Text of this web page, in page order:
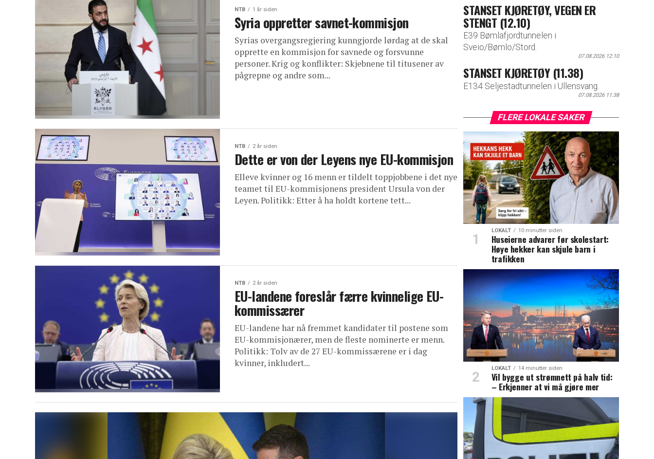
NTB 1 år siden
Syria oppretter savnet-kommisjon
Syrias overgangsregjering kunngjorde lørdag at de skal
opprette en kommisjon for savnede og forsvunne
personer. Krig og konflikter: Skjebnene til titusener av
pågrepne og andre som...
NTB 2 år siden
Dette er von der Leyens nye EU-kommisjon
Elleve kvinner og 16 menn er tildelt toppjobbene i det nye
teamet til EU-kommisjonens president Ursula von der
Leyen. Politikk: Etter å ha holdt kortene tett...
NTB 2 år siden
EU-landene foreslår færre kvinnelige EU-
kommissærer
EU-landene har nå fremmet kandidater til postene som
EU-kommisjonærer, men de fleste nominerte er menn.
Politikk: Tolv av de 27 EU-kommissærene er i dag
kvinner, inkludert...
STANSET KJØRETØY, VEGEN ER
STENGT (12.10)
E39 Bømlafjordtunnelen i
Sveio/Bømlo/Stord.
07.08.2026 12:10
STANSET KJØRETØY (11.38)
E134 Seljestadtunnelen i Ullensvang.
07.08.2026 11:38
FLERE LOKALE SAKER
LOKALT 10 minutter siden
Huseierne advarer før skolestart:
Høye hekker kan skjule barn i
trafikken
LOKALT 14 minutter siden
Vil bygge ut strømnett på halv tid:
– Erkjenner at vi må gjøre mer